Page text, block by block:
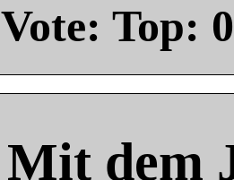
Vote: Top: 0
Mit dem